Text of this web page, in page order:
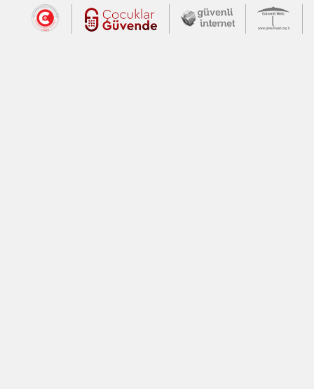
Dış Bağlantılar
Cumhurbaşkanlığı İletişim Merkezi
Çocuklar Güvende (yeni
Güvenli